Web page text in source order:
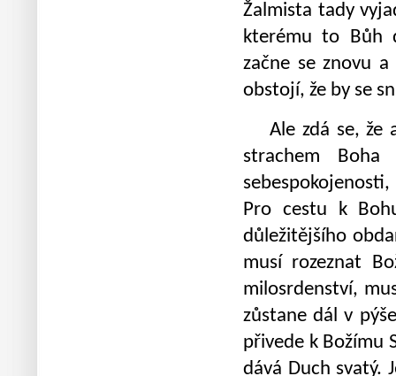
Žalmista tady
kterému to Bůh
začne se znovu
obstojí, že by se
Ale zdá se, že
strachem
Pro cestu k
důležitějšího
musí rozeznat
milosrdenství,
zůstane dál v
přivede k Božímu
dává Duch svatý.